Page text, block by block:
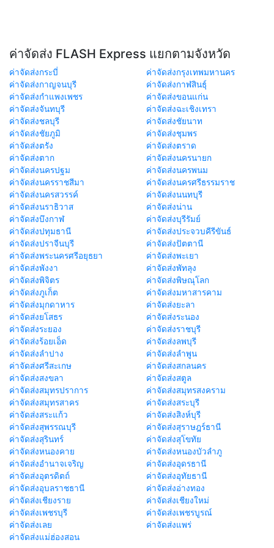
ค่าจัดส่ง FLASH Express แยกตามจังหวัด
ค่าจัดส่งกระบี่
ค่าจัดส่งกรุงเทพมหานคร
ค่าจัดส่งกาญจนบุรี
ค่าจัดส่งกาฬสินธุ์
ค่าจัดส่งกำแพงเพชร
ค่าจัดส่งขอนแก่น
ค่าจัดส่งจันทบุรี
ค่าจัดส่งฉะเชิงเทรา
ค่าจัดส่งชลบุรี
ค่าจัดส่งชัยนาท
ค่าจัดส่งชัยภูมิ
ค่าจัดส่งชุมพร
ค่าจัดส่งตรัง
ค่าจัดส่งตราด
ค่าจัดส่งตาก
ค่าจัดส่งนครนายก
ค่าจัดส่งนครปฐม
ค่าจัดส่งนครพนม
ค่าจัดส่งนครราชสีมา
ค่าจัดส่งนครศรีธรรมราช
ค่าจัดส่งนครสวรรค์
ค่าจัดส่งนนทบุรี
ค่าจัดส่งนราธิวาส
ค่าจัดส่งน่าน
ค่าจัดส่งบึงกาฬ
ค่าจัดส่งบุรีรัมย์
ค่าจัดส่งปทุมธานี
ค่าจัดส่งประจวบคีรีขันธ์
ค่าจัดส่งปราจีนบุรี
ค่าจัดส่งปัตตานี
ค่าจัดส่งพระนครศรีอยุธยา
ค่าจัดส่งพะเยา
ค่าจัดส่งพังงา
ค่าจัดส่งพัทลุง
ค่าจัดส่งพิจิตร
ค่าจัดส่งพิษณุโลก
ค่าจัดส่งภูเก็ต
ค่าจัดส่งมหาสารคาม
ค่าจัดส่งมุกดาหาร
ค่าจัดส่งยะลา
ค่าจัดส่งยโสธร
ค่าจัดส่งระนอง
ค่าจัดส่งระยอง
ค่าจัดส่งราชบุรี
ค่าจัดส่งร้อยเอ็ด
ค่าจัดส่งลพบุรี
ค่าจัดส่งลำปาง
ค่าจัดส่งลำพูน
ค่าจัดส่งศรีสะเกษ
ค่าจัดส่งสกลนคร
ค่าจัดส่งสงขลา
ค่าจัดส่งสตูล
ค่าจัดส่งสมุทรปราการ
ค่าจัดส่งสมุทรสงคราม
ค่าจัดส่งสมุทรสาคร
ค่าจัดส่งสระบุรี
ค่าจัดส่งสระแก้ว
ค่าจัดส่งสิงห์บุรี
ค่าจัดส่งสุพรรณบุรี
ค่าจัดส่งสุราษฎร์ธานี
ค่าจัดส่งสุรินทร์
ค่าจัดส่งสุโขทัย
ค่าจัดส่งหนองคาย
ค่าจัดส่งหนองบัวลำภู
ค่าจัดส่งอำนาจเจริญ
ค่าจัดส่งอุดรธานี
ค่าจัดส่งอุตรดิตถ์
ค่าจัดส่งอุทัยธานี
ค่าจัดส่งอุบลราชธานี
ค่าจัดส่งอ่างทอง
ค่าจัดส่งเชียงราย
ค่าจัดส่งเชียงใหม่
ค่าจัดส่งเพชรบุรี
ค่าจัดส่งเพชรบูรณ์
ค่าจัดส่งเลย
ค่าจัดส่งแพร่
ค่าจัดส่งแม่ฮ่องสอน